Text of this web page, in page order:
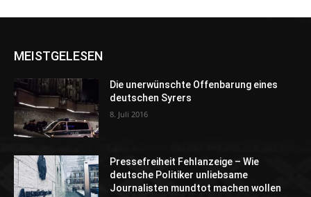
MEISTGELESEN
Die unerwünschte Offenbarung eines
deutschen Syrers
8. Juli 2016
Pressefreiheit Fehlanzeige – Wie
deutsche Politiker unliebsame
Journalisten mundtot machen wollen